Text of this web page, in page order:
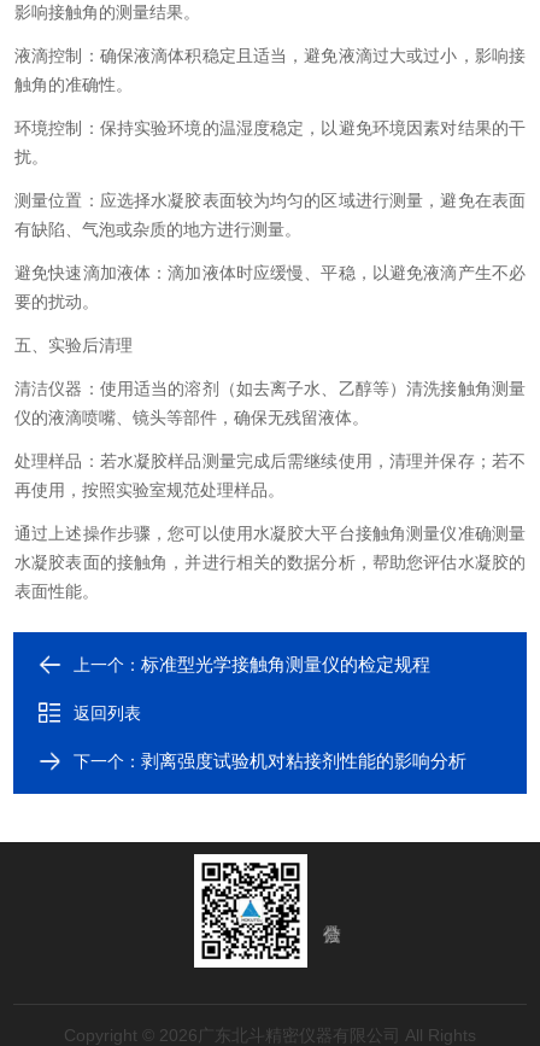
影响接触角的测量结果。
液滴控制：确保液滴体积稳定且适当，避免液滴过大或过小，影响接
触角的准确性。
环境控制：保持实验环境的温湿度稳定，以避免环境因素对结果的干
扰。
测量位置：应选择水凝胶表面较为均匀的区域进行测量，避免在表面
有缺陷、气泡或杂质的地方进行测量。
避免快速滴加液体：滴加液体时应缓慢、平稳，以避免液滴产生不必
要的扰动。
五、实验后清理
清洁仪器：使用适当的溶剂（如去离子水、乙醇等）清洗接触角测量
仪的液滴喷嘴、镜头等部件，确保无残留液体。
处理样品：若水凝胶样品测量完成后需继续使用，清理并保存；若不
再使用，按照实验室规范处理样品。
通过上述操作步骤，您可以使用水凝胶大平台接触角测量仪准确测量
水凝胶表面的接触角，并进行相关的数据分析，帮助您评估水凝胶的
表面性能。
上一个：标准型光学接触角测量仪的检定规程
返回列表
下一个：剥离强度试验机对粘接剂性能的影响分析
Copyright © 2026广东北斗精密仪器有限公司 All Rights